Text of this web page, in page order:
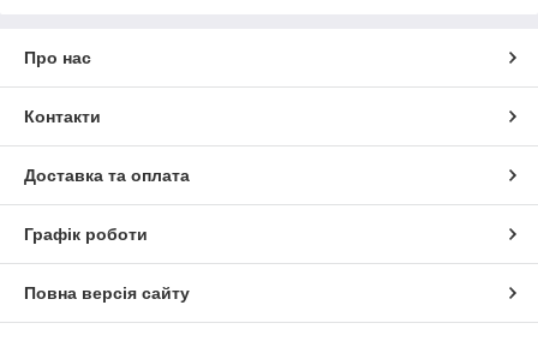
У нашому інтернет-магазині ви знайдете широкий
вибір метизів (болти,гайки,шпильки, заклепки), які
відповідають стандартам ДСТУ і DIN від європейських
Про нас
Контакти
Доставка та оплата
Графік роботи
Повна версія сайту